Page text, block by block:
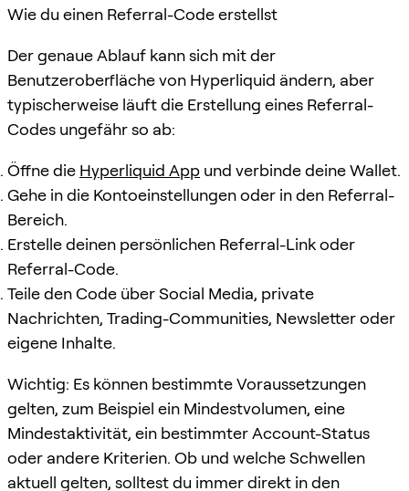
Wie du einen Referral-Code erstellst
Der genaue Ablauf kann sich mit der
Benutzeroberfläche von Hyperliquid ändern, aber
typischerweise läuft die Erstellung eines Referral-
Codes ungefähr so ab:
Öffne die Hyperliquid App und verbinde deine Wallet.
Gehe in die Kontoeinstellungen oder in den Referral-
Bereich.
Erstelle deinen persönlichen Referral-Link oder
Referral-Code.
Teile den Code über Social Media, private
Nachrichten, Trading-Communities, Newsletter oder
eigene Inhalte.
Wichtig: Es können bestimmte Voraussetzungen
gelten, zum Beispiel ein Mindestvolumen, eine
Mindestaktivität, ein bestimmter Account-Status
oder andere Kriterien. Ob und welche Schwellen
aktuell gelten, solltest du immer direkt in den